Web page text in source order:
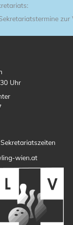
zur
Uhr
wien.at